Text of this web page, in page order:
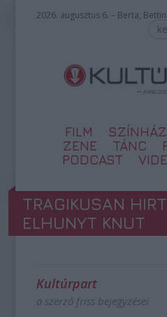
2026. augusztus 6. – Berta,
FILM SZÍNHÁZ
ZENE
TÁNC
PODCAST
TRAGIKUSAN
ELHUNYT KNUT
Kultúrpart
a szerző friss bejegyzései